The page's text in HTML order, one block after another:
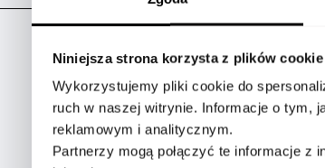
Niniejsza strona korzysta z plików cookie
Wykorzystujemy pliki cookie do
ruch w naszej witrynie. Informacje o tym,
reklamowym i analitycznym.
Partnerzy mogą połączyć te informacje z
specification
details
Referencja
Diamenty